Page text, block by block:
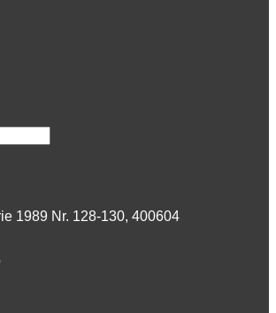
1989 Nr. 128-130, 400604